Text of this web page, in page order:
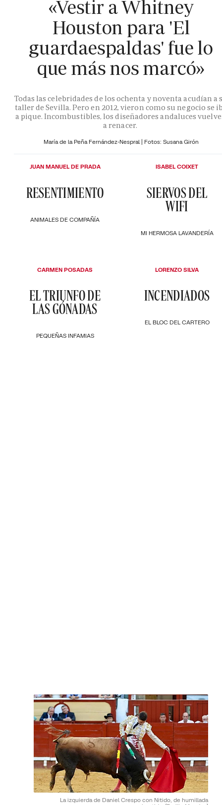
«Vestir a Whitney
Houston para 'El
guardaespaldas' fue lo
que más nos marcó»
Todas las celebridades de los ochenta y noventa acudían a
taller de Sevilla. Pero en 2012, vieron como su negocio se
a pique. Incombustibles, los diseñadores andaluces
a renacer.
María de la Peña Fernández-Nespral | Fotos: Susana Girón
ANIMALES DE COMPAÑÍA
RESENTIMIENTO
JUAN MANUEL DE PRADA
MI HERMOSA LAVANDERÍA
SIERVOS DEL
WIFI
ISABEL COIXET
PEQUEÑAS INFAMIAS
EL TRIUNFO DE
LAS GÓNADAS
CARMEN POSADAS
EL BLOC DEL CARTERO
INCENDIADOS
LORENZO SILVA
La izquierda de Daniel Crespo con Nitido, de humillada